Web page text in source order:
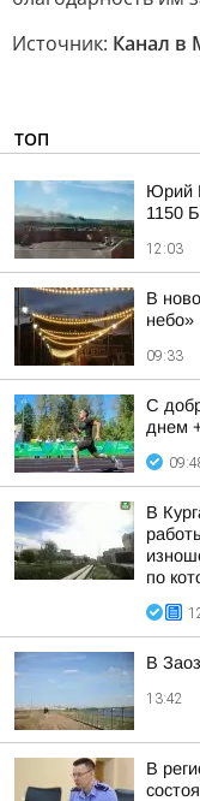
Источник: Канал
ТОП
Юрий
1150
12:03
В
небо»
09:33
С
днем
В
по
В
13:42
В